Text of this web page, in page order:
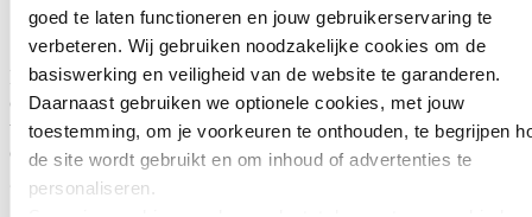
goed te laten functioneren en jouw gebruikerservaring te
verbeteren. Wij gebruiken noodzakelijke cookies om de
basiswerking en veiligheid van de website te garanderen.
Daarnaast gebruiken we optionele cookies, met jouw
toestemming, om je voorkeuren te onthouden, te begrijpen
de site wordt gebruikt en om inhoud of advertenties te
personaliseren.
In deze rol ondersteunt hij nieuwe collega's bij de
oriëntatie en onboarding, waarbij hij de communicatiekloof
tussen werknemers, leiders en managers overbrugt en
ervoor zorgt dat iedereen zich thuis voelt in de Hydro-
gemeenschap.